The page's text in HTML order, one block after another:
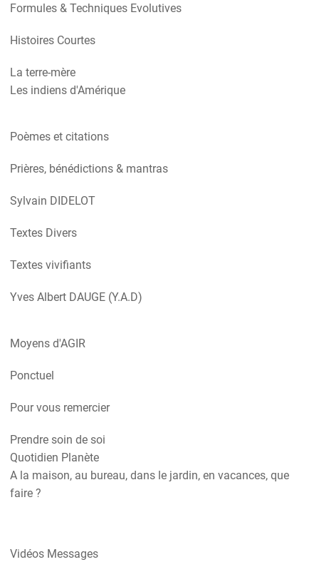
Formules & Techniques Evolutives
Histoires Courtes
La terre-mère
Les indiens d'Amérique
Poèmes et citations
Prières, bénédictions & mantras
Sylvain DIDELOT
Textes Divers
Textes vivifiants
Yves Albert DAUGE (Y.A.D)
Moyens d'AGIR
Ponctuel
Pour vous remercier
Prendre soin de soi
Quotidien Planète
A la maison, au bureau, dans le jardin, en vacances, que
faire ?
Vidéos Messages